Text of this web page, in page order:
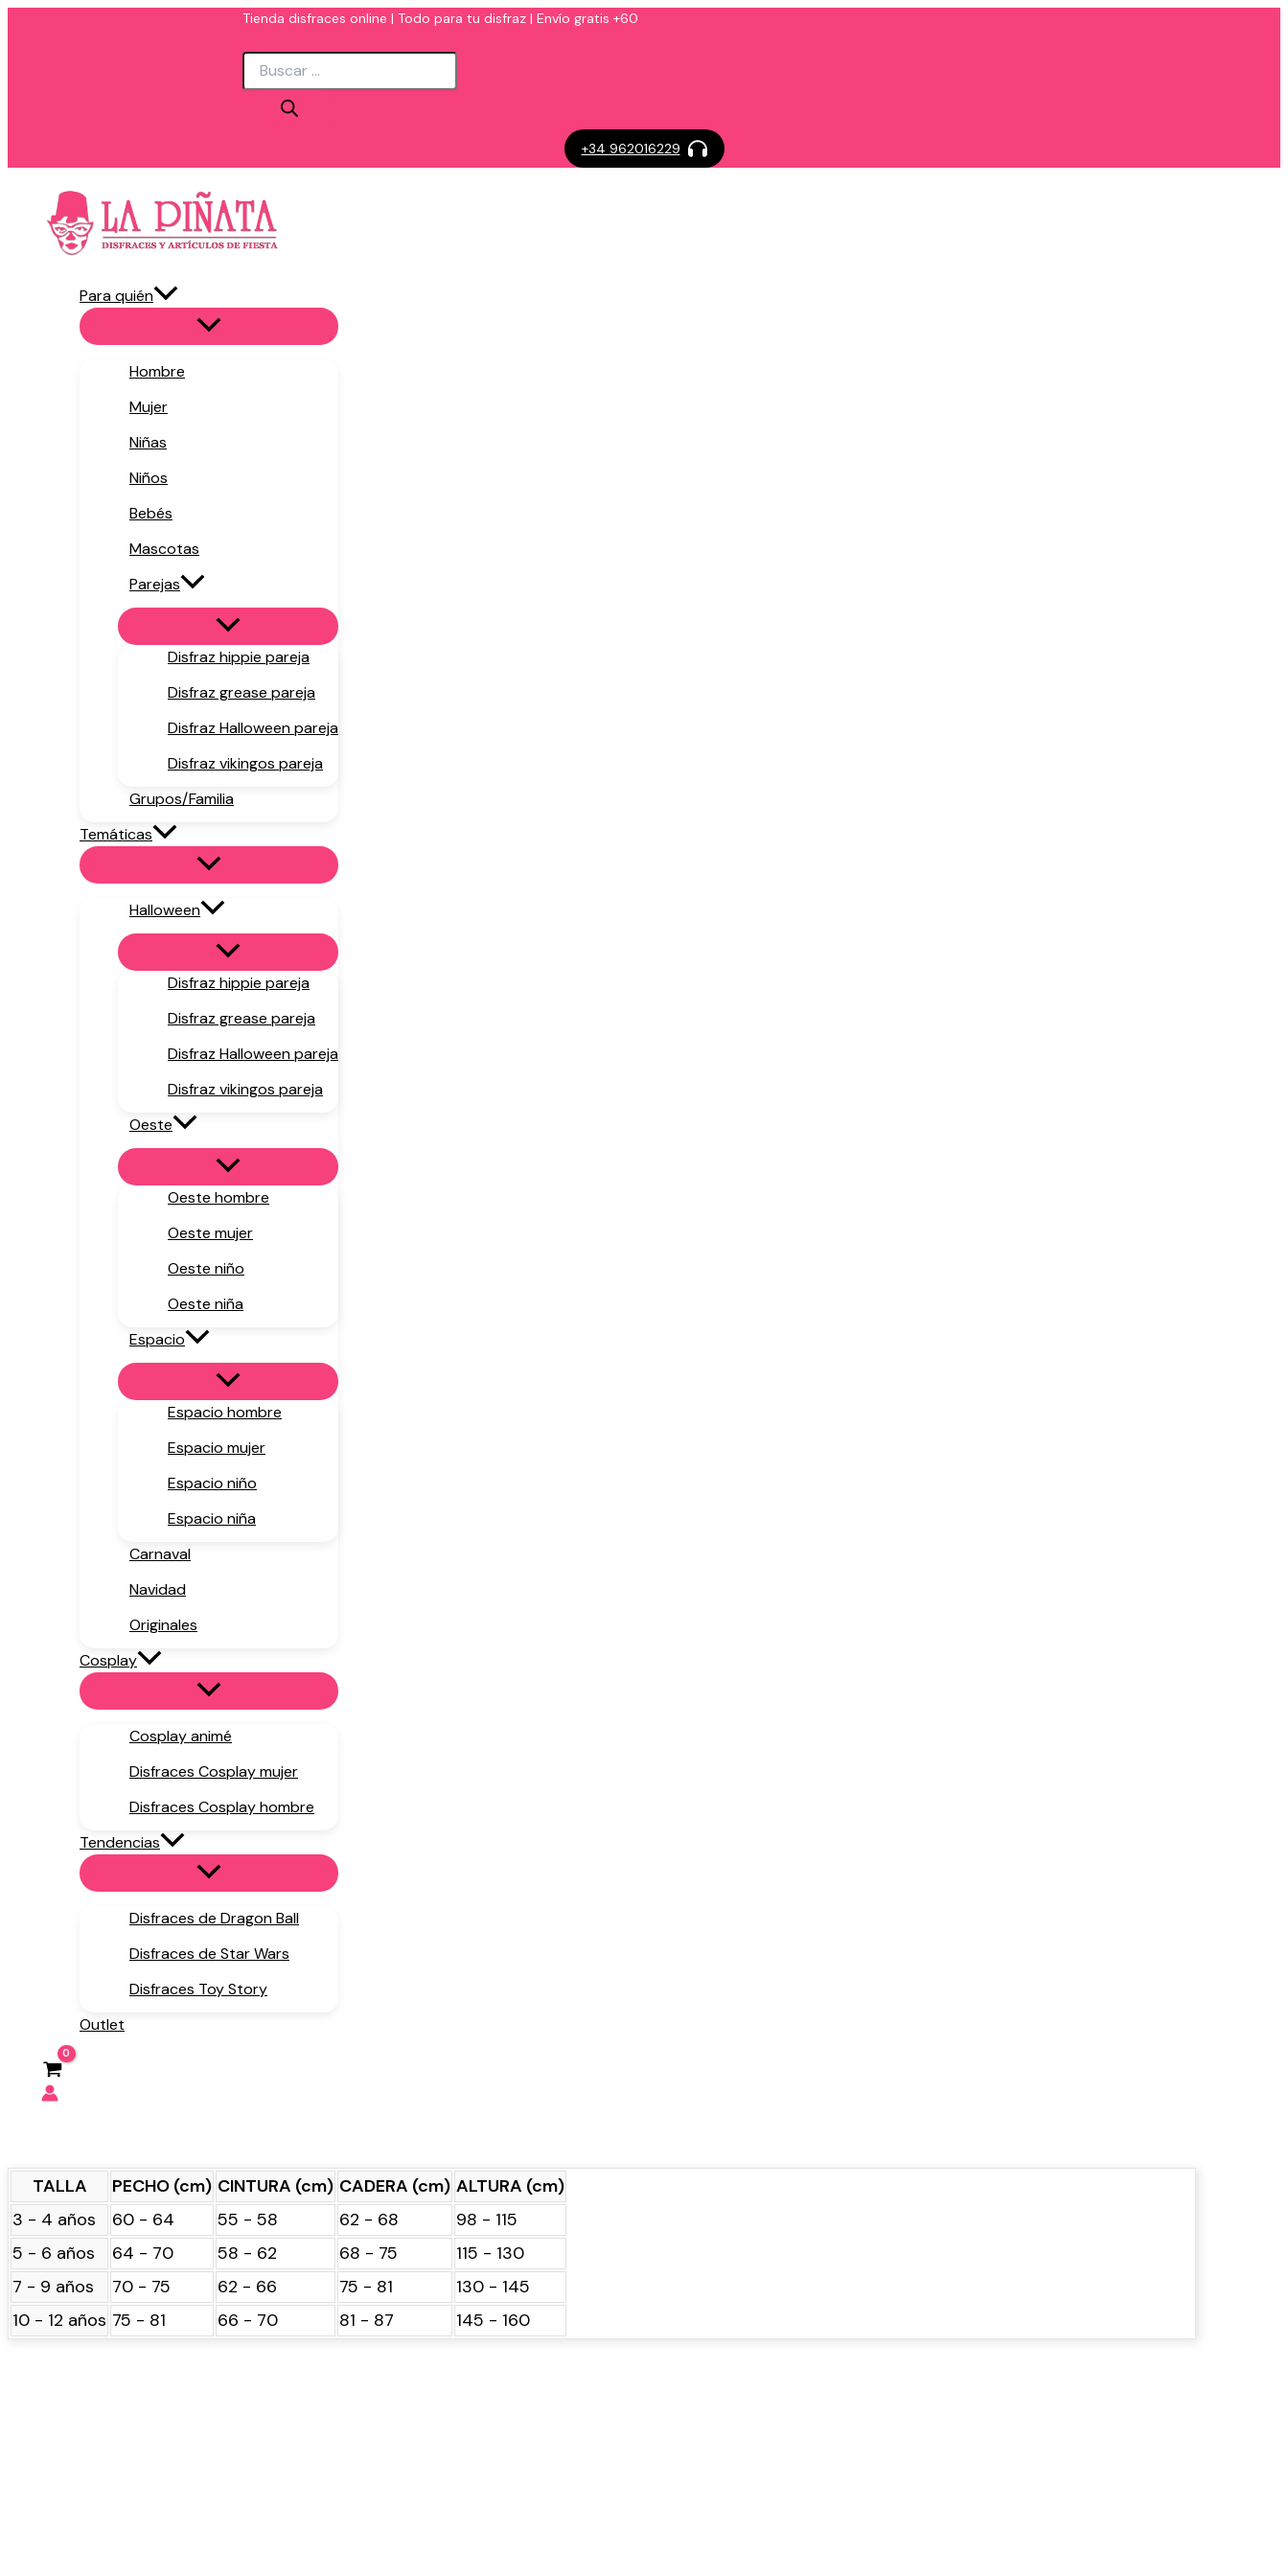
Tienda disfraces online | Todo para tu disfraz | Envío gratis +60
Búsqueda
productos
+34 962016229
Para quién
Hombre
Mujer
Niñas
Niños
Bebés
Mascotas
Parejas
Disfraz hippie pareja
Disfraz grease pareja
Disfraz Halloween pareja
Disfraz vikingos pareja
Grupos/Familia
Temáticas
Halloween
Disfraz hippie pareja
Disfraz grease pareja
Disfraz Halloween pareja
Disfraz vikingos pareja
Oeste
Oeste hombre
Oeste mujer
Oeste niño
Oeste niña
Espacio
Espacio hombre
Espacio mujer
Espacio niño
Espacio niña
Carnaval
Navidad
Originales
Cosplay
Cosplay animé
Disfraces Cosplay mujer
Disfraces Cosplay hombre
Tendencias
Disfraces de Dragon Ball
Disfraces de Star Wars
Disfraces Toy Story
Outlet
TALLA PECHO (cm) CINTURA (cm) CADERA (cm) ALTURA (cm)
3 - 4 años
60 - 64 55 - 58 62 - 68
98 - 115
5 - 6 años
64 - 70 58 - 62 68 - 75
115 - 130
7 - 9 años
70 - 75 62 - 66 75 - 81
130 - 145
10 - 12 años 75 - 81 66 - 70 81 - 87 145 - 160